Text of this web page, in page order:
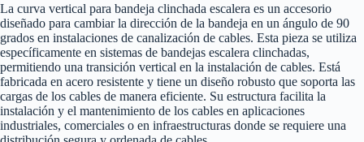
La curva vertical para bandeja clinchada escalera es un accesorio
diseñado para cambiar la dirección de la bandeja en un ángulo de 90
grados en instalaciones de canalización de cables. Esta pieza se utiliza
específicamente en sistemas de bandejas escalera clinchadas,
permitiendo una transición vertical en la instalación de cables. Está
fabricada en acero resistente y tiene un diseño robusto que soporta las
cargas de los cables de manera eficiente. Su estructura facilita la
instalación y el mantenimiento de los cables en aplicaciones
industriales, comerciales o en infraestructuras donde se requiere una